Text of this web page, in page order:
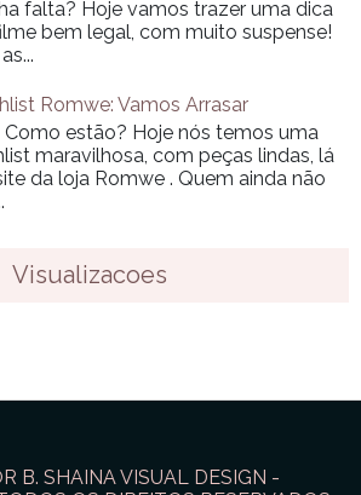
falta? Hoje vamos trazer uma dica
bem legal, com muito suspense!
Romwe: Vamos Arrasar
Como estão? Hoje nós temos uma
maravilhosa, com peças lindas, lá
da loja Romwe . Quem ainda não
Visualizacoes
B. SHAINA VISUAL DESIGN -